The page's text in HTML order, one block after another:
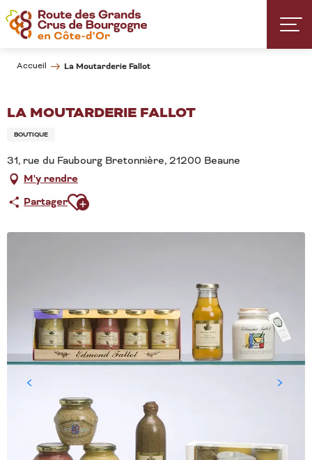
Aller
au
contenu
Accueil La Moutarderie Fallot
LA MOUTARDERIE FALLOT
BOUTIQUE
31, rue du Faubourg Bretonnière, 21200 Beaune
M'y rendre
PartagerAjouter aux favoris